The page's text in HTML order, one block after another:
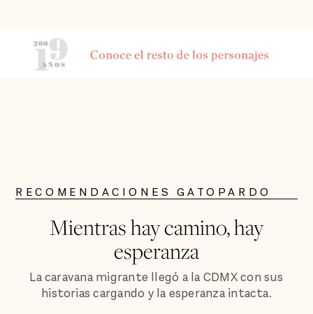
RECOMENDACIONES GATOPARDO
Mientras hay camino, hay
esperanza
La caravana migrante llegó a la CDMX con sus
historias cargando y la esperanza intacta.